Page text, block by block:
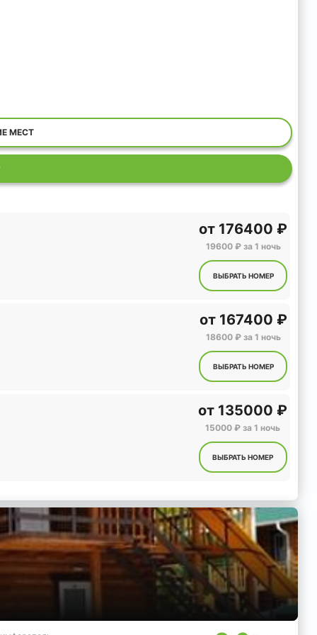
МЕСТ
от 176400 ₽
19600 ₽ за 1 ночь
ВЫБРАТЬ НОМЕР
от167400 ₽
18600 ₽ за 1 ночь
ВЫБРАТЬ НОМЕР
от 135000 ₽
15000 ₽ за 1 ночь
ВЫБРАТЬ НОМЕР